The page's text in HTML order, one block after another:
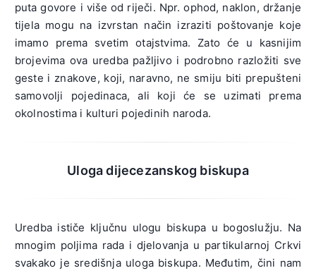
puta govore i više od riječi. Npr. ophod, naklon, držanje
tijela mogu na izvrstan način izraziti poštovanje koje
imamo prema svetim otajstvima. Zato će u kasnijim
brojevima ova uredba pažljivo i podrobno razložiti sve
geste i znakove, koji, naravno, ne smiju biti prepušteni
samovolji pojedinaca, ali koji će se uzimati prema
okolnostima i kulturi pojedinih naroda.
Uloga dijecezanskog biskupa
Uredba ističe ključnu ulogu biskupa u bogoslužju. Na
mnogim poljima rada i djelovanja u partikularnoj Crkvi
svakako je središnja uloga biskupa. Međutim, čini nam